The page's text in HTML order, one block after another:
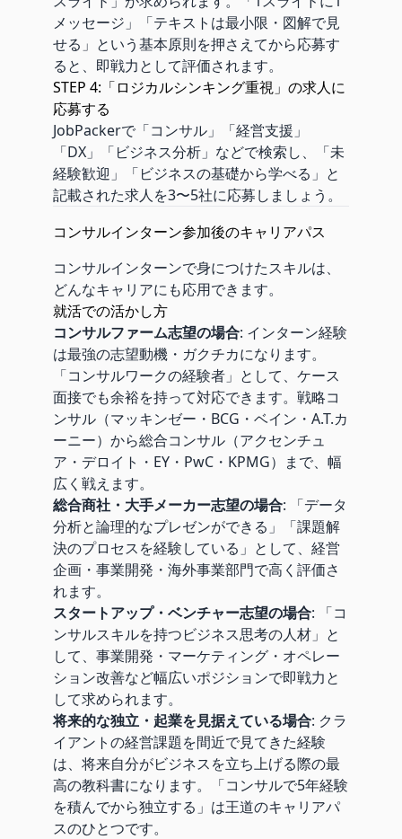
メッセージ」「テキストは最小限・図解で見
せる」という基本原則を押さえてから応募す
ると、即戦力として評価されます。
STEP 4:「ロジカルシンキング重視」の求人に
応募する
JobPackerで「コンサル」「経営支援」
「DX」「ビジネス分析」などで検索し、「未
経験歓迎」「ビジネスの基礎から学べる」と
記載された求人を3〜5社に応募しましょう。
コンサルインターン参加後のキャリアパス
コンサルインターンで身につけたスキルは、
どんなキャリアにも応用できます。
就活での活かし方
コンサルファーム志望の場合: インターン経験
は最強の志望動機・ガクチカになります。
「コンサルワークの経験者」として、ケース
面接でも余裕を持って対応できます。戦略コ
ンサル（マッキンゼー・BCG・ベイン・A.T.カ
ーニー）から総合コンサル（アクセンチュ
ア・デロイト・EY・PwC・KPMG）まで、幅
広く戦えます。
総合商社・大手メーカー志望の場合: 「データ
分析と論理的なプレゼンができる」「課題解
決のプロセスを経験している」として、経営
企画・事業開発・海外事業部門で高く評価さ
れます。
スタートアップ・ベンチャー志望の場合: 「コ
ンサルスキルを持つビジネス思考の人材」と
して、事業開発・マーケティング・オペレー
ション改善など幅広いポジションで即戦力と
して求められます。
将来的な独立・起業を見据えている場合: クラ
イアントの経営課題を間近で見てきた経験
は、将来自分がビジネスを立ち上げる際の最
高の教科書になります。「コンサルで5年経験
を積んでから独立する」は王道のキャリアパ
スのひとつです。